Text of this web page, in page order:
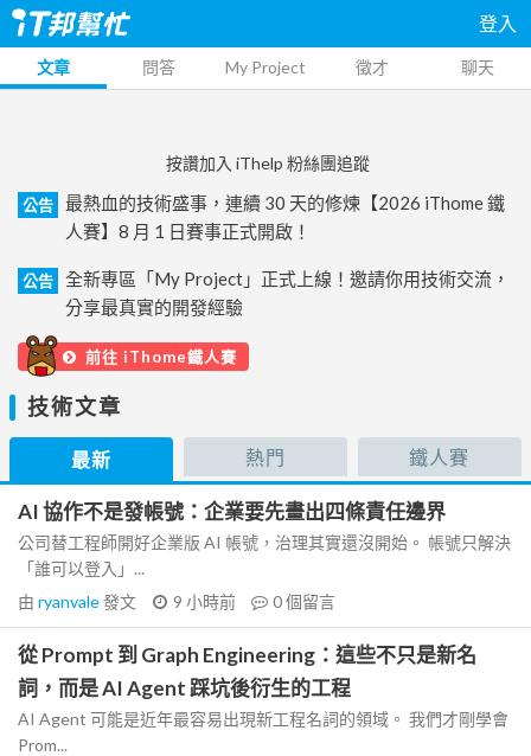
登入
文章 問答 My Project 徵才 聊天
按讚加入 iThelp 粉絲團追蹤
公告
最熱血的技術盛事，連續 30 天的修煉【2026 iThome 鐵
人賽】8 月 1 日賽事正式開啟！
公告
全新專區「My Project」正式上線！邀請你用技術交流，
分享最真實的開發經驗
前往 iThome鐵人賽
技術文章
最新 熱門 鐵人賽
AI 協作不是發帳號：企業要先畫出四條責任邊界
公司替工程師開好企業版 AI 帳號，治理其實還沒開始。 帳號只解決
「誰可以登入」...
由 ryanvale發文 9 小時前 0個留言
從 Prompt 到 Graph Engineering：這些不只是新名
詞，而是 AI Agent 踩坑後衍生的工程
AI Agent 可能是近年最容易出現新工程名詞的領域。 我們才剛學會
Prom...